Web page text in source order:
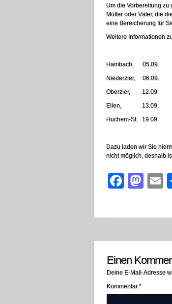
Um die Vorbereitung
Mütter oder Väter, die
eine Bereicherung für
Weitere Informationen
Hambach, 05.09.
Niederzier, 06.09.
Oberzier, 12.09.
Ellen, 13.09.
Huchem-St.
Dazu laden wir Sie
nicht möglich, deshalb
Einen
Deine E-Mail-Adresse
Kommentar*